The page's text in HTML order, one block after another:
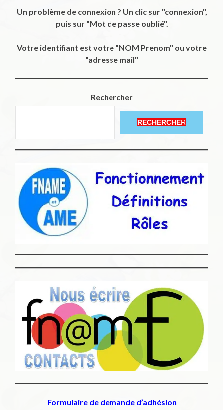
Un problème de connexion ? Un clic sur "connexion",
puis sur "Mot de passe oublié".
Votre identifiant est votre "NOM Prenom" ou votre
"adresse mail"
Rechercher
RECHERCHER
Formulaire de demande d’adhésion